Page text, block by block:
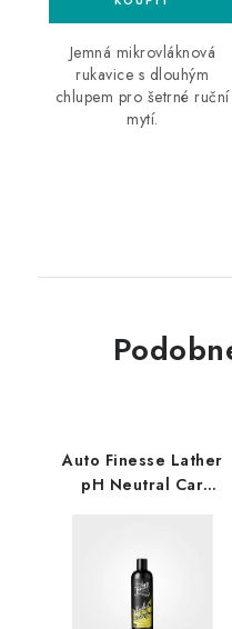
Jemná mikrovláknová
rukavice s dlouhým
chlupem pro šetrné ruční
mytí.
Auto Finesse Lather
pH Neutral Car